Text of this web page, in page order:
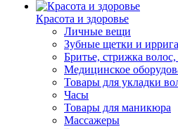
Красота и здоровье
Личные вещи
Зубные щетки и
Бритье, стрижка
Медицинское
Товары для укладки
Часы
Товары для маникюра
Массажеры